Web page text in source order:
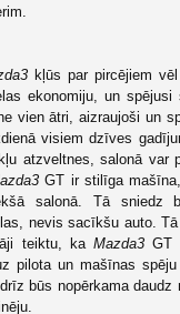
kļūs par pircējiem
ekonomiju, un spējusi
vien ātri, aizraujoši un
visiem dzīves
atzveltnes, salonā var
GT ir stilīga
salonā. Tā sniedz
nevis sacīkšu auto.
teiktu, ka Mazda3GT
pilota un mašīnas
būs nopērkama